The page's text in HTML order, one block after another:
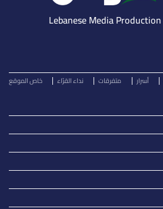
أسرار متفرقات نداء القرّاء خاص الموقع